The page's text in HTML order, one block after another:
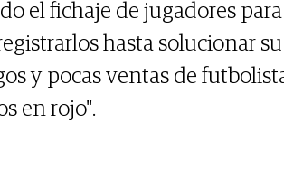
el fichaje de jugadores
hasta solucionar
y pocas ventas de
en rojo".